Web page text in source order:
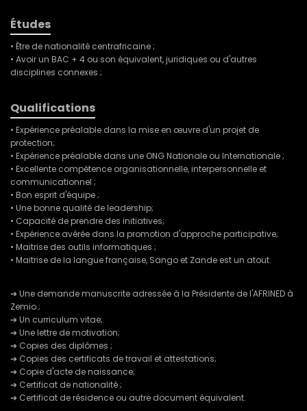
Études
• Être de nationalité centrafricaine ;
• Avoir un BAC + 4 ou son équivalent, juridiques ou d'autres
disciplines connexes ;
Qualifications
• Expérience préalable dans la mise en œuvre d'un projet de
protection;
• Expérience préalable dans une ONG Nationale ou Internationale ;
• Excellente compétence organisationnelle, interpersonnelle et
communicationnel ;
• Bon esprit d'équipe ;
• Une bonne qualité de leadership;
• Capacité de prendre des initiatives;
• Expérience avérée dans la promotion d'approche participative;
• Maitrise des outils informatiques ;
• Maitrise de la langue française, Sango et Zande est un atout.
➔ Une demande manuscrite adressée à la Présidente de l'AFRINED à
Zemio ;
➔ Un curriculum vitae;
➔ Une lettre de motivation;
➔ Copies des diplômes ;
➔ Copies des certificats de travail et attestations;
➔ Copie d'acte de naissance;
➔ Certificat de nationalité ;
➔ Certificat de résidence ou autre document équivalent.